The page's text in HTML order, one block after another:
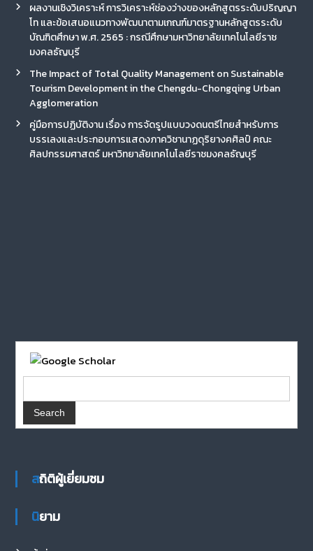
ผลงานเชิงวิเคราะห์ การวิเคราะห์ช่องว่างของหลักสูตรระดับปริญญา
โท และข้อเสนอแนวทางพัฒนาตามเกณฑ์มาตรฐานหลักสูตรระดับ
บัณฑิตศึกษา พ.ศ. 2565 : กรณีศึกษามหาวิทยาลัยเทคโนโลยีราช
มงคลธัญบุรี
The Impact of Total Quality Management on Sustainable
Tourism Development in the Chengdu-Chongqing Urban
Agglomeration
คู่มือการปฏิบัติงาน เรื่อง การจัดรูปแบบวงดนตรีไทยสำหรับการ
บรรเลงและประกอบการแสดงภาควิชานาฏดุริยางคศิลป์ คณะ
ศิลปกรรมศาสตร์ มหาวิทยาลัยเทคโนโลยีราชมงคลธัญบุรี
สถิติผู้เยี่ยมชม
นิยาม